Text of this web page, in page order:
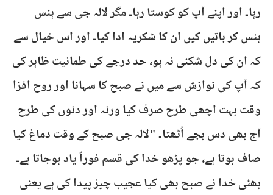
رہا۔ اور اپنے آپ کو کوستا رہا۔ مگر لالہ جی سے ہنس
ہنس کر باتیں کیں ان کا شکریہ ادا کیا۔ اور اس خیال سے
کہ ان کی دل شکنی نہ ہو، حد درجے کی طمانیت ظاہر کی
کہ آپ کی نوازش سے میں نے صبح کا سہانا اور روح افزا
وقت بہت اچھی طرح صرف کیا ورنہ اور دنوں کی طرح
آج بھی دس بجے اُٹھتا۔ "لالہ جی صبح کے وقت دماغ کیا
صاف ہوتا ہے، جو پڑھو خدا کی قسم فوراً یاد ہوجاتا ہے۔
بھئی خدا نے صبح بھی کیا عجیب چیز پیدا کی ہے یعنی